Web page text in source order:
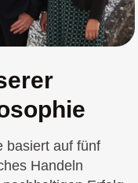
basiert auf fünf
Handeln